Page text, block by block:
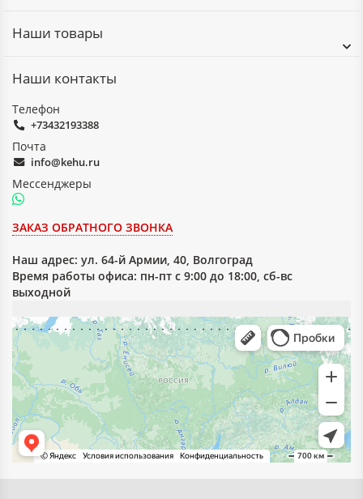
Наши товары
Наши контакты
Телефон
+73432193388
Почта
info@kehu.ru
Мессенджеры
ЗАКАЗ ОБРАТНОГО ЗВОНКА
Наш адрес: ул. 64-й Армии, 40, Волгоград
Время работы офиса: пн-пт с 9:00 до 18:00, сб-вс
выходной